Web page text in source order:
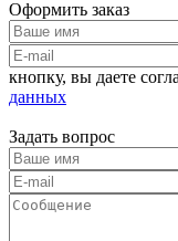
Оформить заказ
кнопку, вы даете
данных
Задать вопрос